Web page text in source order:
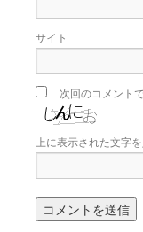
サイト
次回のコメント
上に表示された文字